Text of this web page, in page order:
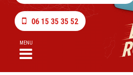
06 15 35 35 52
MENU